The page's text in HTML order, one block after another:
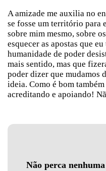
A amizade me auxilia no
se fosse um território para
sobre mim mesmo, sobre
esquecer as apostas que
humanidade de poder
mais sentido, mas que
poder dizer que mudamos
ideia. Como é bom
acreditando e apoiando!
Não perca